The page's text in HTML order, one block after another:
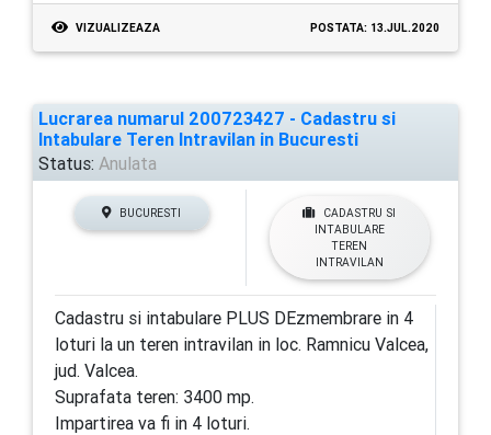
VIZUALIZEAZA POSTATA: 13.JUL.2020
Lucrarea numarul 200723427 - Cadastru si
Intabulare Teren Intravilan in Bucuresti
Status: Anulata
BUCURESTI
CADASTRU SI
INTABULARE
TEREN
INTRAVILAN
Cadastru si intabulare PLUS DEzmembrare in 4
loturi la un teren intravilan in loc. Ramnicu Valcea,
jud. Valcea.
Suprafata teren: 3400 mp.
Impartirea va fi in 4 loturi.